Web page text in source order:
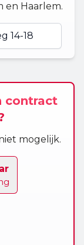
en Haarlem.
contract
mogelijk.